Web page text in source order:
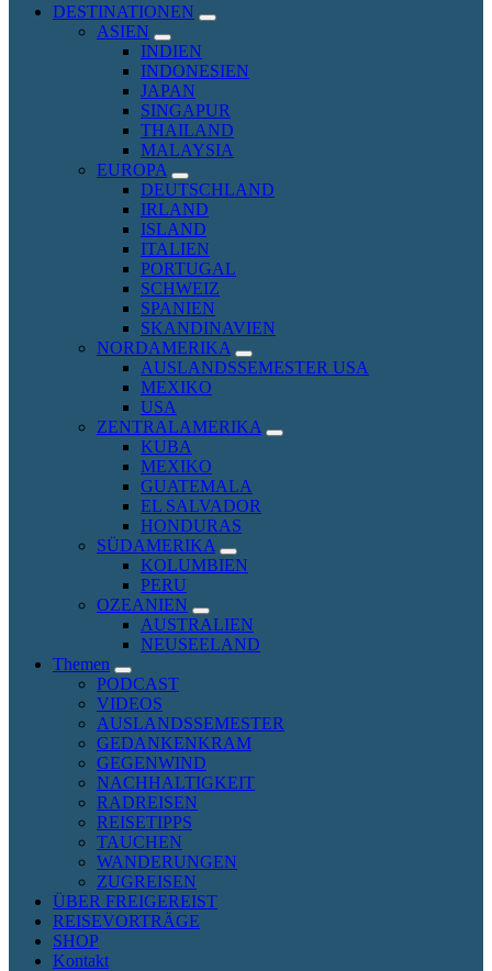
DESTINATIONEN
expand
ASIEN
expand
child
menu
INDIEN
INDONESIEN
JAPAN
SINGAPUR
THAILAND
MALAYSIA
EUROPA
expand
child
menu
DEUTSCHLAND
IRLAND
ISLAND
ITALIEN
PORTUGAL
SCHWEIZ
SPANIEN
SKANDINAVIEN
NORDAMERIKA
expand
child
AUSLANDSSEMESTER USA
MEXIKO
USA
ZENTRALAMERIKA
expand
KUBA
MEXIKO
GUATEMALA
EL SALVADOR
HONDURAS
SÜDAMERIKA
expand
child
KOLUMBIEN
PERU
OZEANIEN
expand
child
menu
AUSTRALIEN
NEUSEELAND
Themen
expand
child
menu
PODCAST
VIDEOS
AUSLANDSSEMESTER
GEDANKENKRAM
GEGENWIND
NACHHALTIGKEIT
RADREISEN
REISETIPPS
TAUCHEN
WANDERUNGEN
ZUGREISEN
ÜBER FREIGEREIST
REISEVORTRÄGE
SHOP
Kontakt